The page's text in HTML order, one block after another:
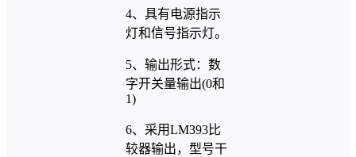
4、具有电源指示
灯和信号指示灯。
5、输出形式：数
字开关量输出(0和
1)
6、采用LM393比
较器输出，型号干